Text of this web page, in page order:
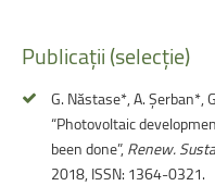
Publicații(selecție)
G. Năstase*, A. Șerban*,
“Photovoltaic
been done”,Renew.
2018, ISSN: 1364-0321.